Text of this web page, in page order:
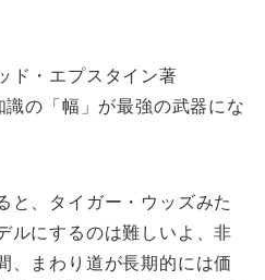
ド・エプスタイン著
の「幅」が最強の武器にな
と、タイガー・ウッズみた
ルにするのは難しいよ、非
、まわり道が長期的には価